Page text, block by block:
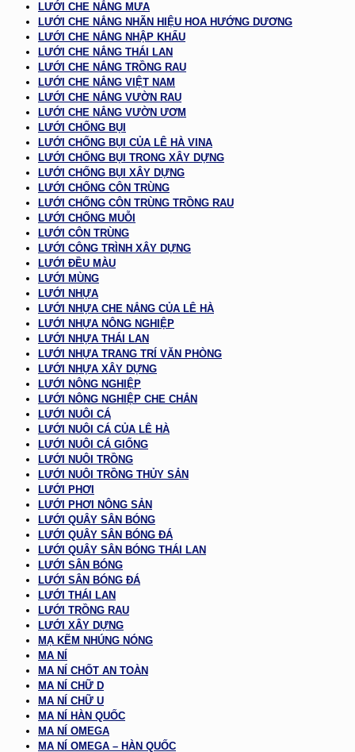
LƯỚI CHE NẮNG MƯA
LƯỚI CHE NẮNG NHÃN HIỆU HOA HƯỚNG DƯƠNG
LƯỚI CHE NẮNG NHẬP KHẨU
LƯỚI CHE NẮNG THÁI LAN
LƯỚI CHE NẮNG TRỒNG RAU
LƯỚI CHE NẮNG VIỆT NAM
LƯỚI CHE NẮNG VƯỜN RAU
LƯỚI CHE NẮNG VƯỜN ƯƠM
LƯỚI CHỐNG BỤI
LƯỚI CHỐNG BỤI CỦA LÊ HÀ VINA
LƯỚI CHỐNG BỤI TRONG XÂY DỰNG
LƯỚI CHỐNG BỤI XÂY DỰNG
LƯỚI CHỐNG CÔN TRÙNG
LƯỚI CHỐNG CÔN TRÙNG TRỒNG RAU
LƯỚI CHỐNG MUỖI
LƯỚI CÔN TRÙNG
LƯỚI CÔNG TRÌNH XÂY DỰNG
LƯỚI ĐỀU MÀU
LƯỚI MÙNG
LƯỚI NHỰA
LƯỚI NHỰA CHE NẮNG CỦA LÊ HÀ
LƯỚI NHỰA NÔNG NGHIỆP
LƯỚI NHỰA THÁI LAN
LƯỚI NHỰA TRANG TRÍ VĂN PHÒNG
LƯỚI NHỰA XÂY DỰNG
LƯỚI NÔNG NGHIỆP
LƯỚI NÔNG NGHIỆP CHE CHẮN
LƯỚI NUÔI CÁ
LƯỚI NUÔI CÁ CỦA LÊ HÀ
LƯỚI NUÔI CÁ GIỐNG
LƯỚI NUÔI TRỒNG
LƯỚI NUÔI TRỒNG THỦY SẢN
LƯỚI PHƠI
LƯỚI PHƠI NÔNG SẢN
LƯỚI QUÂY SÂN BÓNG
LƯỚI QUÂY SÂN BÓNG ĐÁ
LƯỚI QUÂY SÂN BÓNG THÁI LAN
LƯỚI SÂN BÓNG
LƯỚI SÂN BÓNG ĐÁ
LƯỚI THÁI LAN
LƯỚI TRỒNG RAU
LƯỚI XÂY DỰNG
MẠ KẼM NHÚNG NÓNG
MA NÍ
MA NÍ CHỐT AN TOÀN
MA NÍ CHỮ D
MA NÍ CHỮ U
MA NÍ HÀN QUỐC
MA NÍ OMEGA
MA NÍ OMEGA – HÀN QUỐC